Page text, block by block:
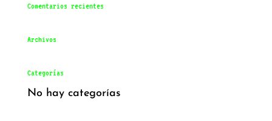
Comentarios recientes
Archivos
Categorías
No hay categorías